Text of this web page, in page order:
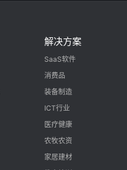
解决方案
SaaS软件
消费品
装备制造
ICT行业
医疗健康
农牧农资
家居建材